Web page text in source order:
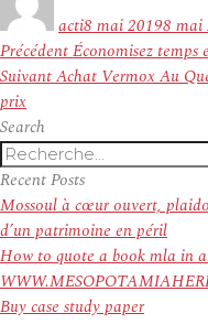
actile
8 mai 20198 mai
Navigation
de
l’article
PrécédentArticle
précédent :
Économisez
SuivantArticle
Achat Vermox Au
prix
Search
Recherche
pour
:
Recent Posts
Mossoul à cœur ouvert,
d’un patrimoine en péril
How to quote a book mla in
Buy case study paper